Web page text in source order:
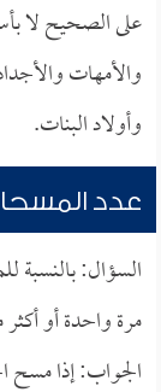
على الصحيح لا
والأمهات
وأولاد البنات.
عدد
السؤال:
مرة واحدة أو
الجواب: إذا